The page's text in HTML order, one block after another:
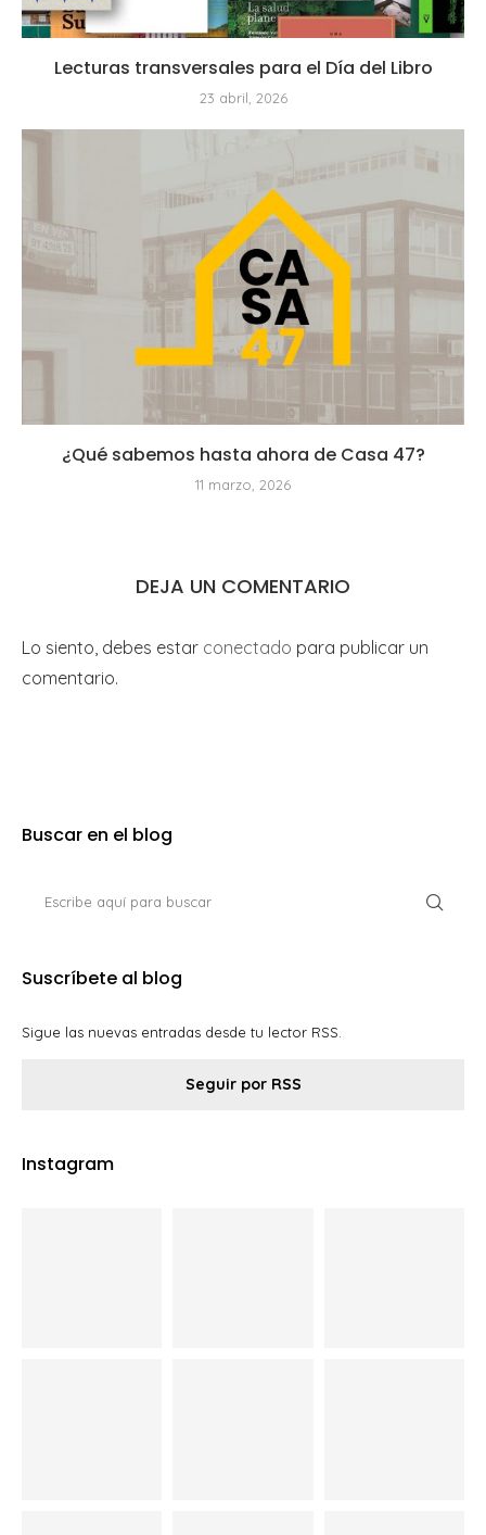
Lecturas transversales para el Día del Libro
23 abril, 2026
¿Qué sabemos hasta ahora de Casa 47?
11 marzo, 2026
DEJA UN COMENTARIO
Lo siento, debes estar conectado para publicar un
comentario.
Buscar en el blog
Suscríbete al blog
Sigue las nuevas entradas desde tu lector RSS.
Seguir por RSS
Instagram